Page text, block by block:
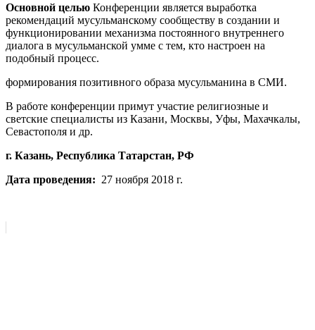
Основной целью Конференции является выработка
рекомендаций мусульманскому сообществу в создании и
функционировании механизма постоянного внутреннего
диалога в мусульманской умме с тем, кто настроен на
подобный процесс.
формирования позитивного образа мусульманина в СМИ.
В работе конференции примут участие религиозные и
светские специалисты из Казани, Москвы, Уфы, Махачкалы,
Севастополя и др.
г. Казань, Республика Татарстан, РФ
Дата проведения: 27 ноября 2018 г.